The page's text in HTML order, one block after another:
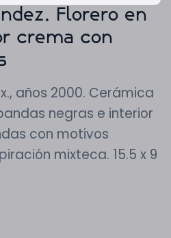
Florero en
crema con
años 2000. Cerámica
negras e interior
con motivos
mixteca. 15.5 x 9